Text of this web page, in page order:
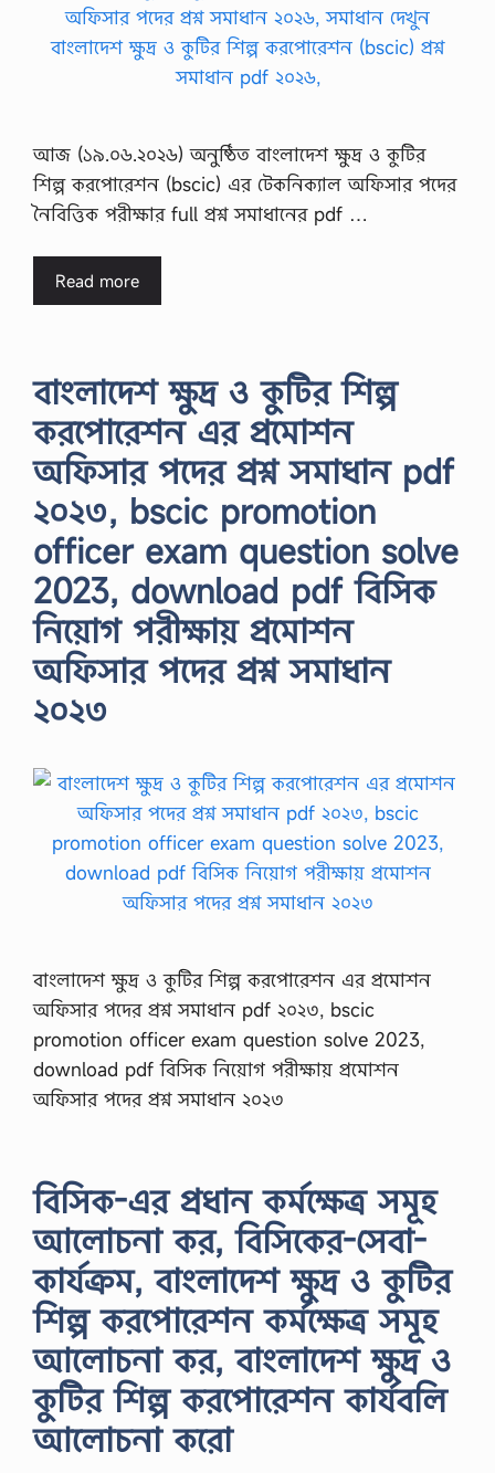
আজ (১৯.০৬.২০২৬) অনুষ্ঠিত বাংলাদেশ ক্ষুদ্র ও কুটির
শিল্প করপোরেশন (bscic) এর টেকনিক্যাল অফিসার পদের
নৈবিত্তিক পরীক্ষার full প্রশ্ন সমাধানের pdf …
Read more
বাংলাদেশ ক্ষুদ্র ও কুটির শিল্প
করপোরেশন এর প্রমোশন
অফিসার পদের প্রশ্ন সমাধান pdf
২০২৩, bscic promotion
officer exam question solve
2023, download pdf বিসিক
নিয়োগ পরীক্ষায় প্রমোশন
অফিসার পদের প্রশ্ন সমাধান
২০২৩
বাংলাদেশ ক্ষুদ্র ও কুটির শিল্প করপোরেশন এর প্রমোশন
অফিসার পদের প্রশ্ন সমাধান pdf ২০২৩, bscic
promotion officer exam question solve 2023,
download pdf বিসিক নিয়োগ পরীক্ষায় প্রমোশন
অফিসার পদের প্রশ্ন সমাধান ২০২৩
বিসিক-এর প্রধান কর্মক্ষেত্র সমূহ
আলোচনা কর, বিসিকের-সেবা-
কার্যক্রম, বাংলাদেশ ক্ষুদ্র ও কুটির
শিল্প করপোরেশন কর্মক্ষেত্র সমূহ
আলোচনা কর, বাংলাদেশ ক্ষুদ্র ও
কুটির শিল্প করপোরেশন কার্যবলি
আলোচনা করো